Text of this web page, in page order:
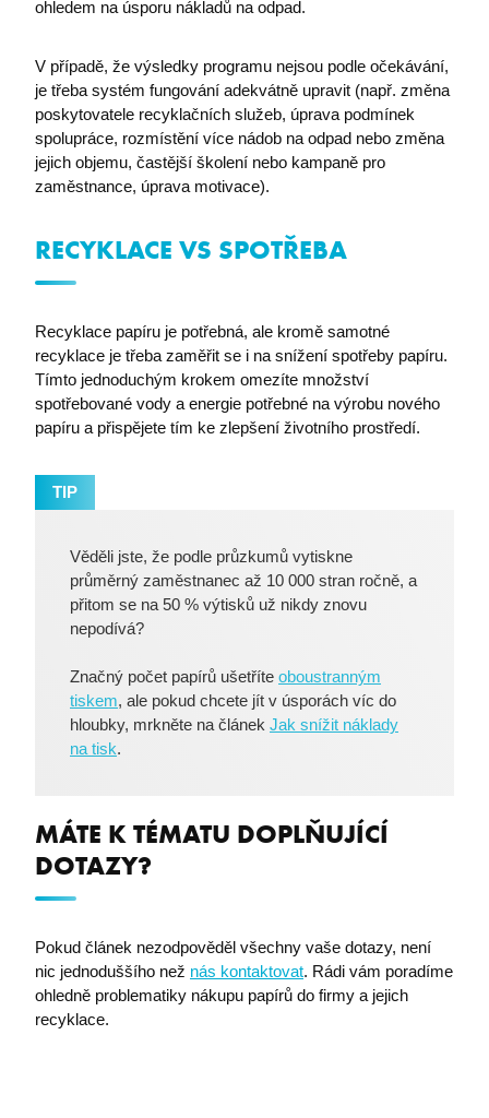
ohledem na úsporu nákladů na odpad.
V případě, že výsledky programu nejsou podle očekávání,
je třeba systém fungování adekvátně upravit (např. změna
poskytovatele recyklačních služeb, úprava podmínek
spolupráce, rozmístění více nádob na odpad nebo změna
jejich objemu, častější školení nebo kampaně pro
zaměstnance, úprava motivace).
RECYKLACE VS SPOTŘEBA
Recyklace papíru je potřebná, ale kromě samotné
recyklace je třeba zaměřit se i na snížení spotřeby papíru.
Tímto jednoduchým krokem omezíte množství
spotřebované vody a energie potřebné na výrobu nového
papíru a přispějete tím ke zlepšení životního prostředí.
TIP
Věděli jste, že podle průzkumů vytiskne
průměrný zaměstnanec až 10 000 stran ročně, a
přitom se na 50 % výtisků už nikdy znovu
nepodívá?
Značný počet papírů ušetříte oboustranným
tiskem, ale pokud chcete jít v úsporách víc do
hloubky, mrkněte na článek Jak snížit náklady
na tisk.
MÁTE K TÉMATU DOPLŇUJÍCÍ
DOTAZY?
Pokud článek nezodpověděl všechny vaše dotazy, není
nic jednoduššího než nás kontaktovat. Rádi vám poradíme
ohledně problematiky nákupu papírů do firmy a jejich
recyklace.
PHPSESSID
udid .premocz.eu
.youtube.com